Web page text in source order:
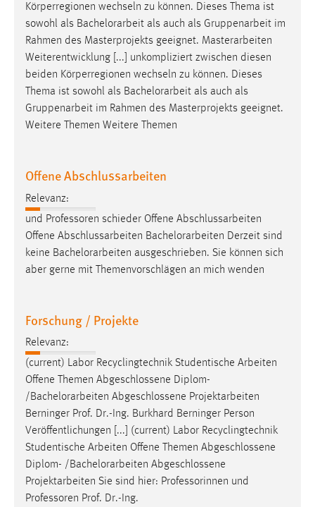
Körperregionen wechseln zu können. Dieses Thema ist
sowohl als Bachelorarbeit als auch als Gruppenarbeit im
Rahmen des Masterprojekts geeignet. Masterarbeiten
Weiterentwicklung [...] unkompliziert zwischen diesen
beiden Körperregionen wechseln zu können. Dieses
Thema ist sowohl als Bachelorarbeit als auch als
Gruppenarbeit im Rahmen des Masterprojekts geeignet.
Weitere Themen Weitere Themen
Offene Abschlussarbeiten
Relevanz:
und Professoren schieder Offene Abschlussarbeiten
Offene Abschlussarbeiten Bachelorarbeiten Derzeit sind
keine Bachelorarbeiten ausgeschrieben. Sie können sich
aber gerne mit Themenvorschlägen an mich wenden
Forschung / Projekte
Relevanz:
(current) Labor Recyclingtechnik Studentische Arbeiten
Offene Themen Abgeschlossene Diplom-
/ Bachelorarbeiten Abgeschlossene Projektarbeiten
Berninger Prof. Dr.-Ing. Burkhard Berninger Person
Veröffentlichungen [...] (current) Labor Recyclingtechnik
Studentische Arbeiten Offene Themen Abgeschlossene
Diplom- / Bachelorarbeiten Abgeschlossene
Projektarbeiten Sie sind hier: Professorinnen und
Professoren Prof. Dr.-Ing.
EXTERNE MEDIEN
Um Inhalte von Videoplattformen und Social Media
Plattformen anzeigen zu können, werden von diesen
externen Medien Cookies gesetzt.
YouTube